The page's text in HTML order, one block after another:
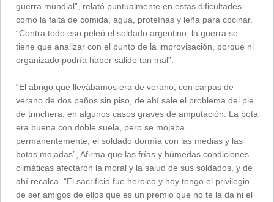
guerra mundial”, relató puntualmente en estas dificultades
como la falta de comida, agua, proteínas y leña para cocinar.
“Contra todo eso peleó el soldado argentino, la guerra se
tiene que analizar con el punto de la improvisación, porque ni
organizado podría haber salido tan mal”.
“El abrigo que llevábamos era de verano, con carpas de
verano de dos paños sin piso, de ahí sale el problema del pie
de trinchera, en algunos casos graves de amputación. La bota
era buena con doble suela, pero se mojaba
permanentemente, el soldado dormía con las medias y las
botas mojadas”, Afirma que las frías y húmedas condiciones
climáticas afectaron la moral y la salud de sus soldados, y de
ahí recalca. “El sacrificio fue heroico y hoy tengo el privilegio
de ser amigos de ellos que es un premio que no te la da ni el